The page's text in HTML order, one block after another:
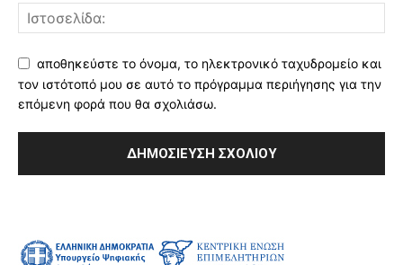
αποθηκεύστε το όνομα, το ηλεκτρονικό ταχυδρομείο και
τον ιστότοπό μου σε αυτό το πρόγραμμα περιήγησης για την
επόμενη φορά που θα σχολιάσω.